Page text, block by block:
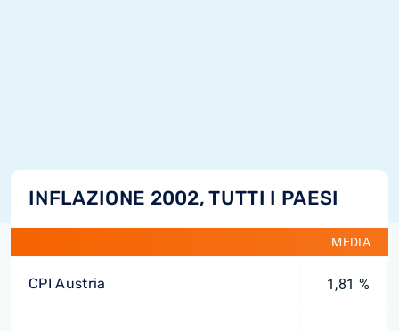
INFLAZIONE 2002, TUTTI I PAESI
MEDIA
CPI Austria 1,81 %